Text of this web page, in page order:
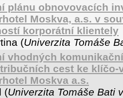
plánu obnovovacích
Moskva, a.s. v
korporátní klientely
(Univerzita Tomáše
vhodných
cest ke klíčo-
Moskva a.s.
(Univerzita Tomáše Bati